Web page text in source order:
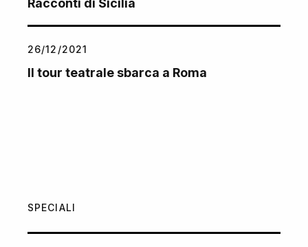
Racconti di Sicilia
26/12/2021
Il tour teatrale sbarca a Roma
SPECIALI